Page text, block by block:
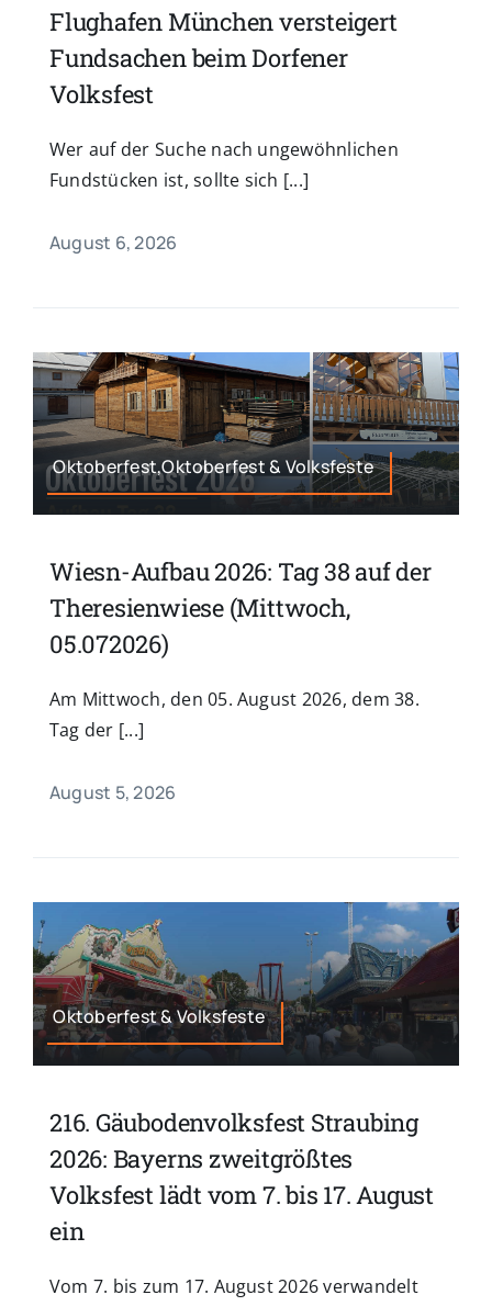
Flughafen München versteigert
Fundsachen beim Dorfener
Volksfest
Wer auf der Suche nach ungewöhnlichen
Fundstücken ist, sollte sich [...]
August 6, 2026
Oktoberfest,Oktoberfest & Volksfeste
Wiesn-Aufbau 2026: Tag 38 auf der
Theresienwiese (Mittwoch,
05.072026)
Am Mittwoch, den 05. August 2026, dem 38.
Tag der [...]
August 5, 2026
Oktoberfest & Volksfeste
216. Gäubodenvolksfest Straubing
2026: Bayerns zweitgrößtes
Volksfest lädt vom 7. bis 17. August
ein
Vom 7. bis zum 17. August 2026 verwandelt